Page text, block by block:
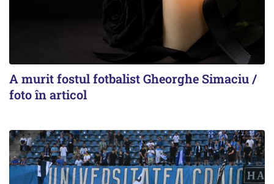
A murit fostul fotbalist Gheorghe Simaciu /
foto în articol